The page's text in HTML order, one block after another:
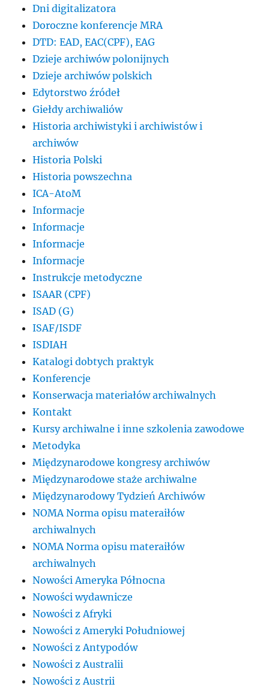
Dni digitalizatora
Doroczne konferencje MRA
DTD: EAD, EAC(CPF), EAG
Dzieje archiwów polonijnych
Dzieje archiwów polskich
Edytorstwo źródeł
Giełdy archiwaliów
Historia archiwistyki i archiwistów i
archiwów
Historia Polski
Historia powszechna
ICA-AtoM
Informacje
Informacje
Informacje
Informacje
Instrukcje metodyczne
ISAAR (CPF)
ISAD (G)
ISAF/ISDF
ISDIAH
Katalogi dobtych praktyk
Konferencje
Konserwacja materiałów archiwalnych
Kontakt
Kursy archiwalne i inne szkolenia zawodowe
Metodyka
Międzynarodowe kongresy archiwów
Międzynarodowe staże archiwalne
Międzynarodowy Tydzień Archiwów
NOMA Norma opisu materaiłów
archiwalnych
NOMA Norma opisu materaiłów
archiwalnych
Nowości Ameryka Północna
Nowości wydawnicze
Nowości z Afryki
Nowości z Ameryki Południowej
Nowości z Antypodów
Nowości z Australii
Nowości z Austrii